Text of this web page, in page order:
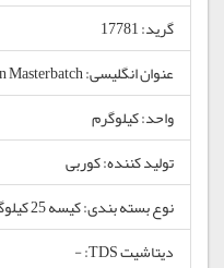
گرید: 17781
عنوان انگلیسی: Brown Masterbatch
واحد: کیلوگرم
تولید کننده: کوربی
نوع بسته بندی: کیسه 25 کیلوگرمی
دیتاشیت TDS: -